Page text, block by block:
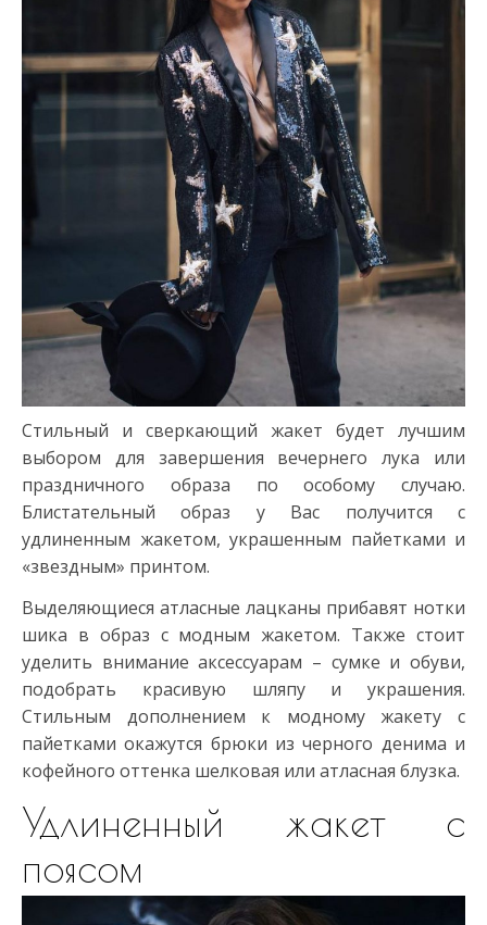
Стильный и сверкающий жакет будет лучшим
выбором для завершения вечернего лука или
праздничного образа по особому случаю.
Блистательный образ у Вас получится с
удлиненным жакетом, украшенным пайетками и
«звездным» принтом.
Выделяющиеся атласные лацканы прибавят нотки
шика в образ с модным жакетом. Также стоит
уделить внимание аксессуарам – сумке и обуви,
подобрать красивую шляпу и украшения.
Стильным дополнением к модному жакету с
пайетками окажутся брюки из черного денима и
кофейного оттенка шелковая или атласная блузка.
Удлиненный жакет с
поясом